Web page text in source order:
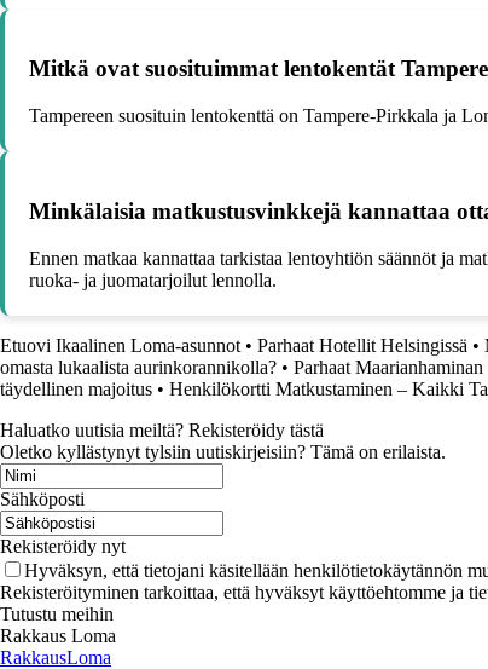
Mitkä ovat suosituimmat lentokentät
Tampereen suosituin lentokenttä on Tampere-Pirkkala ja
Minkälaisia matkustusvinkkejä kannattaa
Ennen matkaa kannattaa tarkistaa lentoyhtiön säännöt ja
ruoka- ja juomatarjoilut lennolla.
Etuovi Ikaalinen Loma-asunnot • Parhaat Hotellit Helsingissä •
omasta lukaalista aurinkorannikolla? • Parhaat
täydellinen majoitus • Henkilökortti Matkustaminen – Kaikki
Haluatko uutisia meiltä? Rekisteröidy tästä
Oletko kyllästynyt tylsiin uutiskirjeisiin? Tämä on erilaista.
Sähköposti
Rekisteröidy nyt
Hyväksyn, että tietojani käsitellään henkilötietokäytännön
Rekisteröityminen tarkoittaa, että hyväksyt käyttöehtomme ja
Tutustu meihin
Rakkaus Loma
RakkausLoma